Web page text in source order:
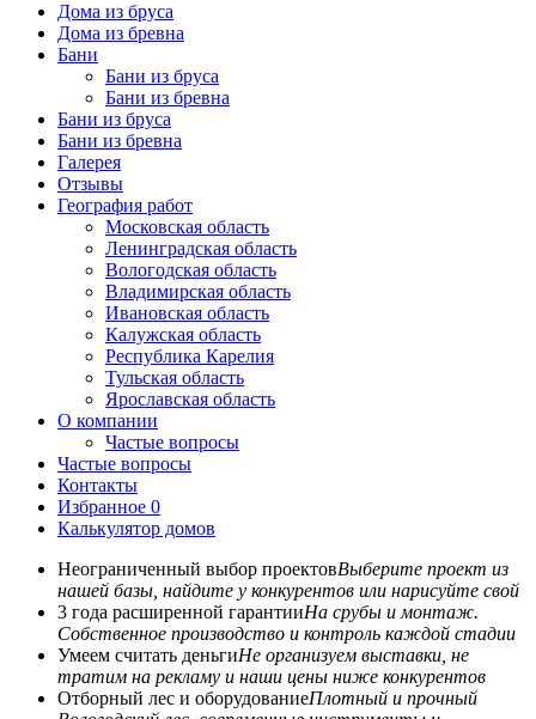
Дома из бруса
Дома из бревна
Бани
Бани из бруса
Бани из бревна
Бани из бруса
Бани из бревна
Галерея
Отзывы
География работ
Московская область
Ленинградская область
Вологодская область
Владимирская область
Ивановская область
Калужская область
Республика Карелия
Тульская область
Ярославская область
О компании
Частые вопросы
Частые вопросы
Контакты
Избранное 0
Калькулятор домов
Неограниченный выбор проектовВыберите проект из
нашей базы, найдите у конкурентов или нарисуйте свой
3 года расширенной гарантииНа срубы и монтаж.
Собственное производство и контроль каждой стадии
Умеем считать деньгиНе организуем выставки, не
тратим на рекламу и наши цены ниже конкурентов
Отборный лес и оборудованиеПлотный и прочный